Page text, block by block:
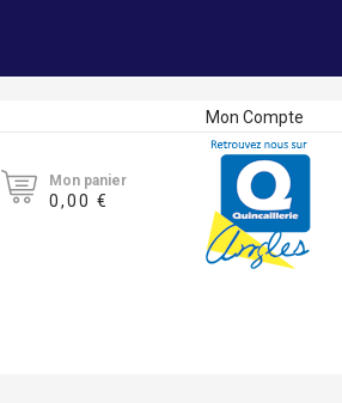
Mon Compte
Mon panier
0,00 €